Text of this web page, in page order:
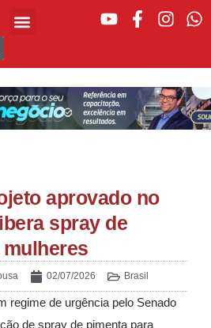
aprovado no
spray de
02/07/2026 Brasil
regime de urgência pelo Senado
de spray de pimenta para